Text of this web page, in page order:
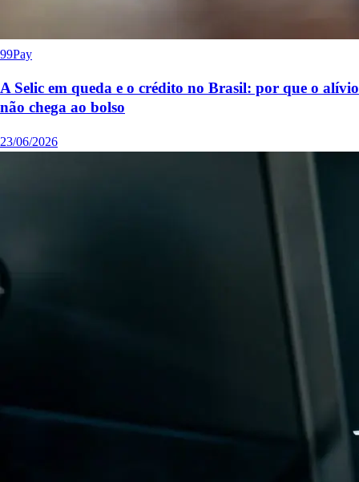
99Pay
A Selic em queda e o crédito no Brasil: por que o alívio
não chega ao bolso
23/06/2026